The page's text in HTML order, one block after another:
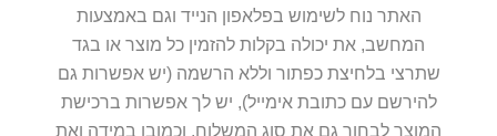
האתר נוח לשימוש בפלאפון הנייד וגם באמצעות
המחשב, את יכולה בקלות להזמין כל מוצר או בגד
שתרצי בלחיצת כפתור וללא הרשמה (יש אפשרות גם
להירשם עם כתובת אימייל), יש לך אפשרות ברכישת
המוצר לבחור גם את סוג המשלוח, וכמובן במידה ואת